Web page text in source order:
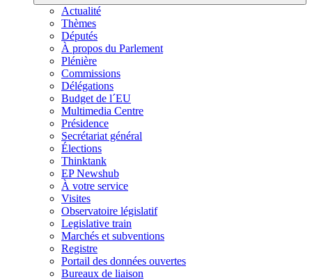
Actualité
Thèmes
Députés
À propos du Parlement
Plénière
Commissions
Délégations
Budget de l´EU
Multimedia Centre
Présidence
Secrétariat général
Élections
Thinktank
EP Newshub
À votre service
Visites
Observatoire législatif
Legislative train
Marchés et subventions
Registre
Portail des données ouvertes
Bureaux de liaison